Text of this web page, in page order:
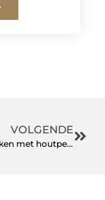
VOLGENDE
Efficiënt stoken met houtpellets